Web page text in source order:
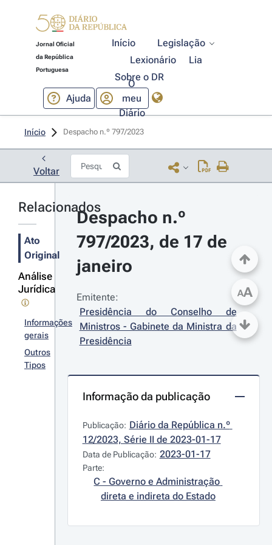
Jornal Oficial
da República
Portuguesa
Início
Legislação
Lexionário
Lia
Sobre o DR
Ajuda
O
meu
Diário
Início Despacho n.º 797/2023
Voltar
Relacionados
Ato
Original
Análise
Jurídica
Informações
gerais
Outros
Tipos
Despacho n.º
797/2023, de 17 de
janeiro
Emitente:
Presidência do Conselho de
Ministros - Gabinete da Ministra da
Presidência
Informação da publicação
Publicação: Diário da República n.º
12/2023, Série II de 2023-01-17
Data de Publicação: 2023-01-17
Parte:
C - Governo e Administração
direta e indireta do Estado
AA